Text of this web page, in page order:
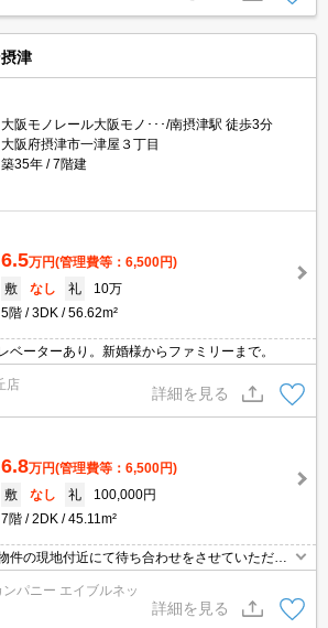
津
大阪モノレール大阪モノ･･･/南摂津駅 徒歩3分
大阪府摂津市一津屋３丁目
築35年
7階建
6.5万円(管理費等：6,500円)
敷
なし 礼
10万
5階
3DK 56.62m²
ベーターあり。新婚様からファミリーまで。
店
詳細を見る
6.8万円(管理費等：6,500円)
敷
なし 礼
100,000円
7階
2DK 45.11m²
件の現地付近にて待ち合わせをさせていただき
ビスや、主要駅までのお迎えサービスも実施中
「０１２０－９６７－０９９」にお気軽にお問
パニー エイブルネッ
詳細を見る